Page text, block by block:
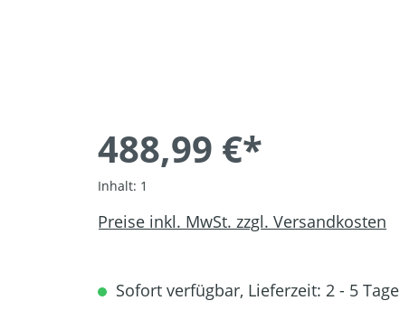
488,99 €*
Inhalt: 1
Preise inkl. MwSt. zzgl. Versandkosten
Sofort verfügbar, Lieferzeit: 2 - 5 Tage